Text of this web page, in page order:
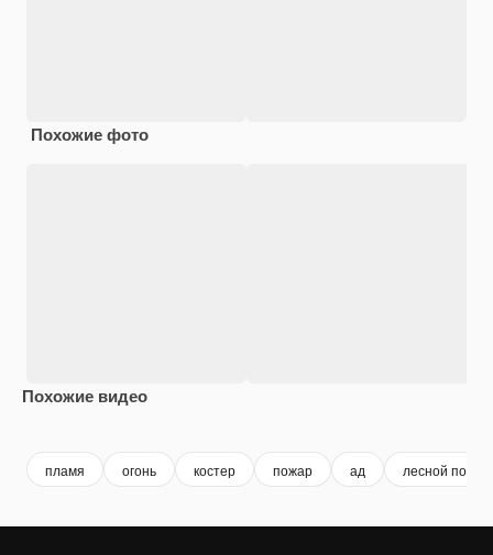
Похожие фото
Похожие видео
пламя огонь костер пожар ад лесной пожар